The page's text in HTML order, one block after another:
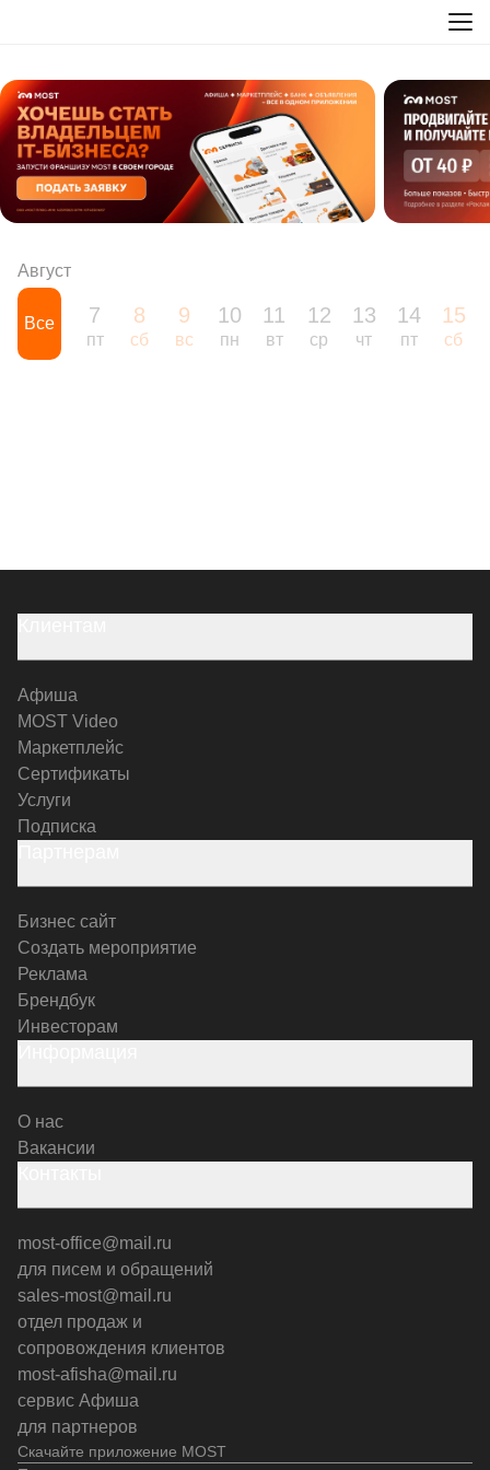
Все
Август
7
пт
8
сб
9
вс
10
пн
11
вт
12
ср
13
чт
14
пт
15
сб
Скачайте приложение MOST
Афиша
MOST Video
Маркетплейс
Сертификаты
Услуги
Подписка
Бизнес сайт
Создать мероприятие
Реклама
Брендбук
Инвесторам
О нас
Вакансии
most-office@mail.ru
для писем и обращений
sales-most@mail.ru
отдел продаж и
сопровождения клиентов
most-afisha@mail.ru
сервис Афиша
для партнеров